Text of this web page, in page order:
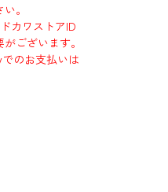
。
カワストアID
ございます。
のお支払いは